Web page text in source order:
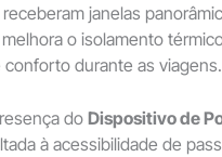
janelas
o isolamento
conforto durante as viagens.
do Dispositivo de
à acessibilidade de